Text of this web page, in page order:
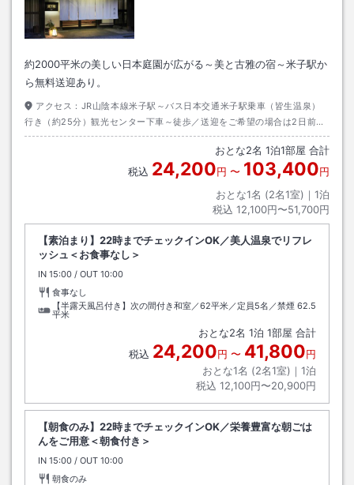
約2000平米の美しい日本庭園が広がる～美と古雅の宿～米子駅か
ら無料送迎あり。
アクセス： JR山陰本線米子駅～バス日本交通米子駅乗車（皆生温泉）
行き（約25分）観光センター下車～徒歩／送迎をご希望の場合は2日前21
時までにお電話にてご予約下さい。※乗用車のため乗車人数に限りがござ
います。（※送迎車のメンテナンスのため、11月末日まで送迎サービスの
新規受付を休止させていただきます）
おとな2名 1泊1部屋 合計
税込 24,200円 〜 103,400円
おとな1名 (2名1室)｜ 1泊
税込 12,100円〜51,700円
【素泊まり】22時までチェックインOK／美人温泉でリフレ
ッシュ＜お食事なし＞
IN チェックイン
15:00 / OUT チェックアウト
10:00
食事なし
【半露天風呂付き】次の間付き和室／62平米／定員5名／禁煙 62.5
平米
おとな2名 1泊 1部屋 合計
税込 24,200円 〜 41,800円
おとな1名 (2名1室)｜ 1泊
税込 12,100円〜20,900円
【朝食のみ】22時までチェックインOK／栄養豊富な朝ごは
んをご用意＜朝食付き＞
IN チェックイン
15:00 / OUT チェックアウト
10:00
朝食のみ